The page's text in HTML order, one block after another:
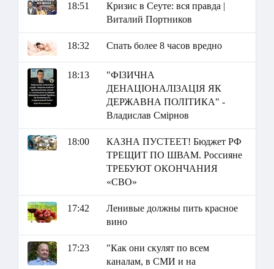
18:51
Кризис в Сеуте: вся правда |
Виталий Портников
18:32 Спать более 8 часов вредно
18:13
"ФІЗИЧНА
ДЕНАЦІОНАЛІЗАЦІЯ ЯК
ДЕРЖАВНА ПОЛІТИКА" -
Владислав Смірнов
18:00
КАЗНА ПУСТЕЕТ! Бюджет РФ
ТРЕЩИТ ПО ШВАМ. Россияне
ТРЕБУЮТ ОКОНЧАНИЯ
«СВО»
17:42
Ленивые должны пить красное
вино
17:23
"Как они скулят по всем
каналам, в СМИ и на